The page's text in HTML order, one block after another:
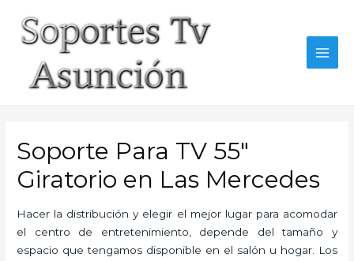
content
Soporte Para TV 55″
Giratorio en Las Mercedes
Hacer la distribución y elegir el mejor lugar para acomodar
el centro de entretenimiento, depende del tamaño y
espacio que tengamos disponible en el salón u hogar. Los